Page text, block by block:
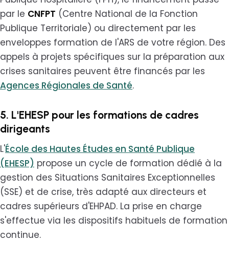
par le CNFPT (Centre National de la Fonction
Publique Territoriale) ou directement par les
enveloppes formation de l'ARS de votre région. Des
appels à projets spécifiques sur la préparation aux
crises sanitaires peuvent être financés par les
Agences Régionales de Santé.
5. L'EHESP pour les formations de cadres
dirigeants
L'École des Hautes Études en Santé Publique
(EHESP) propose un cycle de formation dédié à la
gestion des Situations Sanitaires Exceptionnelles
(SSE) et de crise, très adapté aux directeurs et
cadres supérieurs d'EHPAD. La prise en charge
s'effectue via les dispositifs habituels de formation
continue.